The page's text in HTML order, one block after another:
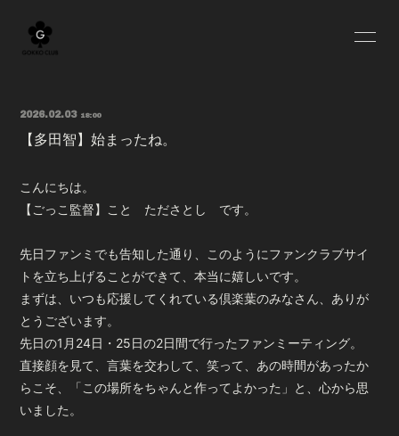
INFORMATION
MOVIE RADIO
OFF SHOT Q&A
GOODS
会員登録
2026.02.03 18:00
【多田智】始まったね。
こんにちは。
【ごっこ監督】こと たださとし です。
先日ファンミでも告知した通り、このようにファンクラブサイ
トを立ち上げることができて、本当に嬉しいです。
まずは、いつも応援してくれている倶楽葉のみなさん、ありが
とうございます。
先日の1月24日・25日の2日間で行ったファンミーティング。
直接顔を見て、言葉を交わして、笑って、あの時間があったか
らこそ、「この場所をちゃんと作ってよかった」と、心から思
いました。